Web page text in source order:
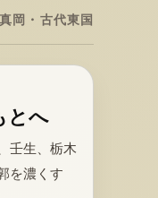
岡・古代東国
とへ
壬生、栃木
を濃くす